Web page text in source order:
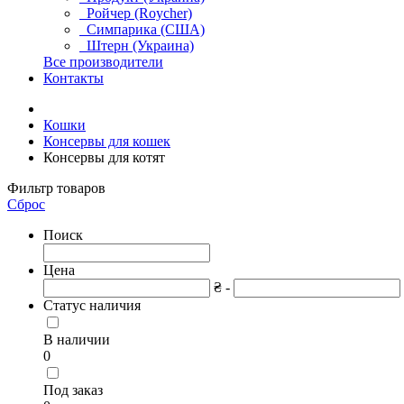
Ройчер (Roycher)
Симпарика (США)
Штерн (Украина)
Все производители
Контакты
Кошки
Консервы для кошек
Консервы для котят
Фильтр товаров
Сброс
Поиск
Цена
₴ -
Статус наличия
В наличии
0
Под заказ